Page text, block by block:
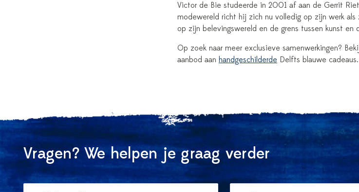
Victor de Bie studeerde in 2001 af aan de Gerrit
modewereld richt hij zich nu volledig op zijn werk
op zijn belevingswereld en de grens tussen kunst en
Op zoek naar meer exclusieve samenwerkingen?
aanbod aan handgeschilderde Delfts blauwe cadeaus.
Vragen? We helpen je graag verder